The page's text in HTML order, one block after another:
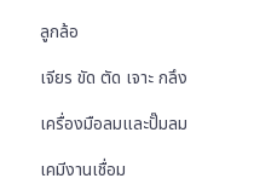
ลูกล้อ
เจียร ขัด ตัด เจาะ กลึง
เครื่องมือลมและปั๊มลม
เคมีงานเชื่อม